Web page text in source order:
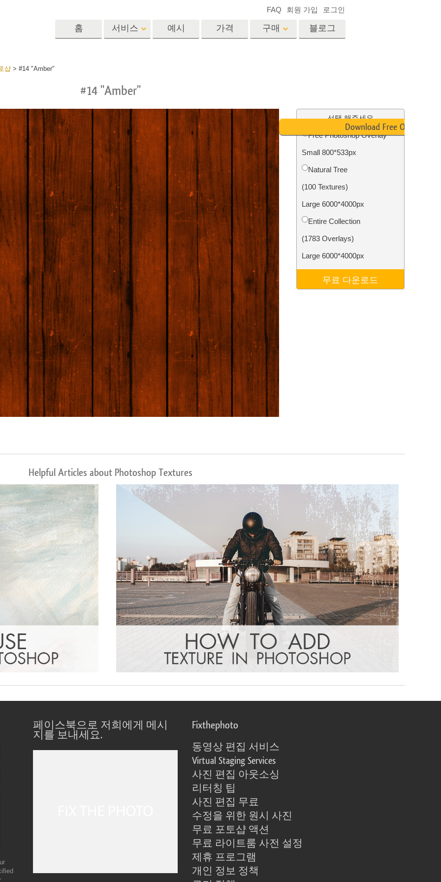
홈 서비스
편집 서비스 AI로 생성된 의류 모델 이미지 조작 서비스 사진 서비스
터칭 서비스 주얼리 리터칭 서비스 AI 훈련 데이터 Video Editing Services
예시 가격 구매
프리셋
렉션
포토샵 액션
포토샵 오버레이
포토샵 텍스처
Ps Actions 전체 컬렉션
Ps 오버레이 전체 컬렉
발렌타인 데이 카드
결혼식 초대장
어린이 생일 초대장
블로그
FAQ 회원 가입 로그인
샵> #14 "Amber"
#14 "Amber"
선택 해주세요
Free Photoshop Overlay
Small 800*533px
Natural Tree
(100 Textures)
Large 6000*4000px
Entire Collection
(1783 Overlays)
Large 6000*4000px
무료 다운로드
Download Free Overlay
Helpful Articles about Photoshop Textures
페이스북으로 저희에게 메시
지를 보내세요.
Fixthephoto
동영상 편집 서비스
Virtual Staging Services
사진 편집 아웃소싱
리터칭 팁
사진 편집 무료
수정을 위한 원시 사진
무료 포토샵 액션
무료 라이트룸 사전 설정
제휴 프로그램
개인 정보 정책